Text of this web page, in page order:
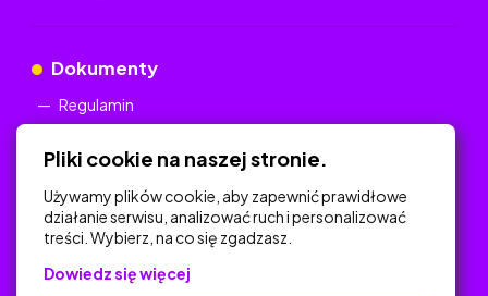
Dokumenty
Regulamin
Na skróty
Polityka Prywatności
Pliki cookie na naszej stronie.
Używamy plików cookie, aby zapewnić prawidłowe
działanie serwisu, analizować ruch i personalizować
treści. Wybierz, na co się zgadzasz.
Dowiedz się więcej